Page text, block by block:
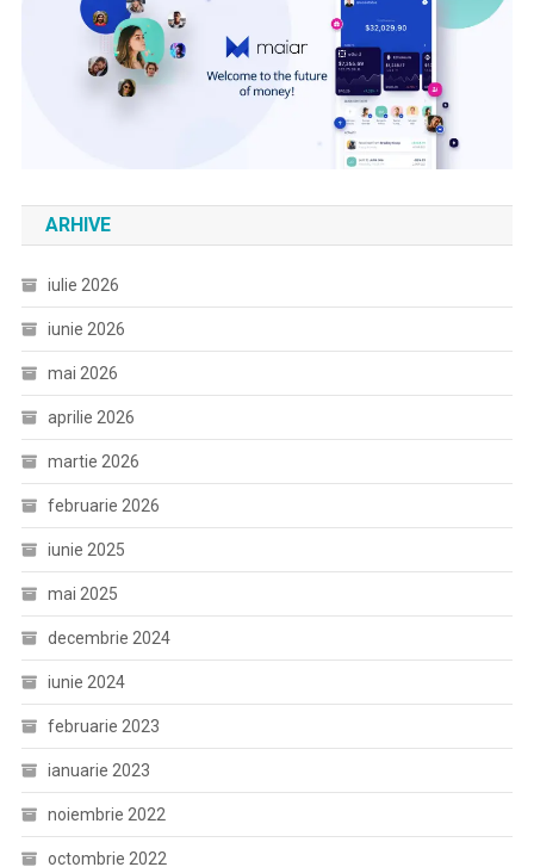
ARHIVE
iulie 2026
iunie 2026
mai 2026
aprilie 2026
martie 2026
februarie 2026
iunie 2025
mai 2025
decembrie 2024
iunie 2024
februarie 2023
ianuarie 2023
noiembrie 2022
octombrie 2022